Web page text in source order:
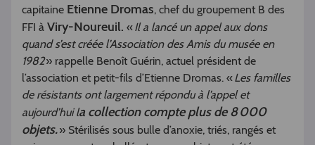
capitaine Etienne Dromas, chef du groupement B des
FFI à Viry-Noureuil. «Il a lancé un appel aux dons
quand s’est créée l’Association des Amis du musée en
1982» rappelle Benoît Guérin, actuel président de
l’association et petit-fils d’Etienne Dromas. «Les familles
de résistants ont largement répondu à l’appel et
aujourd’hui la collection compte plus de 8 000
objets.» Stérilisés sous bulle d’anoxie, triés, rangés et